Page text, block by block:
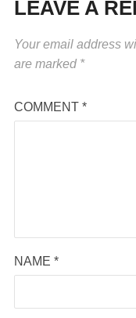
LEAVE A
Your email address
are marked *
COMMENT *
NAME *